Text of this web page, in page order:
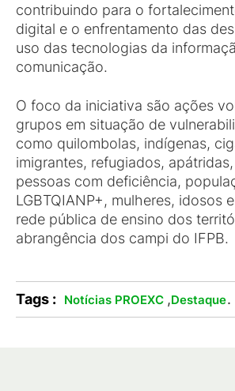
contribuindo para o
digital e o enfrentamento das
uso das tecnologias da
comunicação.
O foco da iniciativa são ações
grupos em situação de
como quilombolas, indígenas,
imigrantes, refugiados,
pessoas com deficiência,
LGBTQIANP+, mulheres, idosos
rede pública de ensino dos
abrangência dos campi do IFPB.
Tags : Notícias PROEXC ,Destaque.